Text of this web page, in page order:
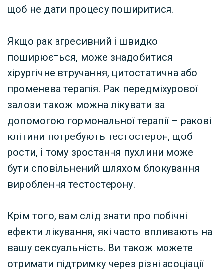
щоб не дати процесу поширитися.
Якщо рак агресивний і швидко
поширюється, може знадобитися
хірургічне втручання, цитостатична або
променева терапія. Рак передміхурової
залози також можна лікувати за
допомогою гормональної терапії – ракові
клітини потребують тестостерон, щоб
рости, і тому зростання пухлини може
бути сповільнений шляхом блокування
вироблення тестостерону.
Крім того, вам слід знати про побічні
ефекти лікування, які часто впливають на
вашу сексуальність. Ви також можете
отримати підтримку через різні асоціації